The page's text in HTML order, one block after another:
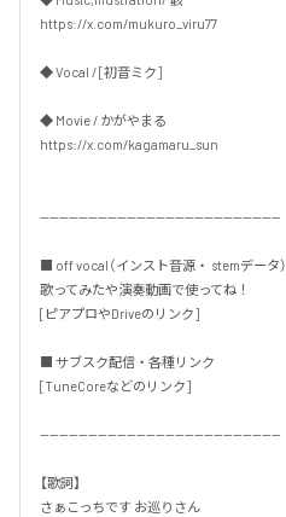
https://x.com/mukuro_viru77
◆ Vocal / [初音ミク]
◆ Movie / かがやまる
https://x.com/kagamaru_sun
--------------------------------------------------
■ off vocal（インスト音源・ stemデータ）
歌ってみたや演奏動画で使ってね！
[ピアプロやDriveのリンク]
■ サブスク配信・各種リンク
[TuneCoreなどのリンク]
--------------------------------------------------
【歌詞】
さぁこっちです お巡りさん